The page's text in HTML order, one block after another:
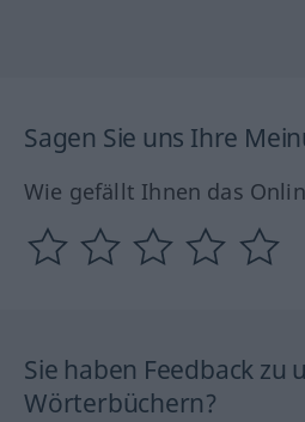
Sagen Sie uns Ihre
Wie gefällt Ihnen das
Sie haben Feedback zu
Wörterbüchern?